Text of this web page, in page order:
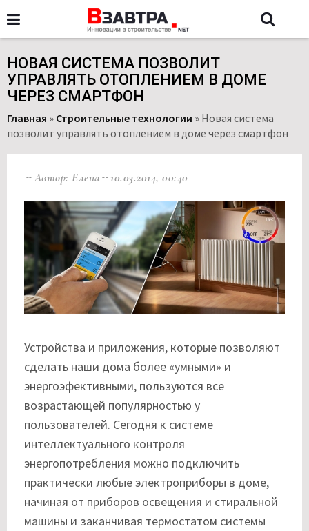
НОВАЯ СИСТЕМА ПОЗВОЛИТ
УПРАВЛЯТЬ ОТОПЛЕНИЕМ В ДОМЕ
ЧЕРЕЗ СМАРТФОН
Главная » Строительные технологии » Новая система
позволит управлять отоплением в доме через смартфон
Автор: Елена 10.03.2014, 00:40
Устройства и приложения, которые позволяют
сделать наши дома более «умными» и
энергоэфективными, пользуются все
возрастающей популярностью у
пользователей. Сегодня к системе
интеллектуального контроля
энергопотребления можно подключить
практически любые электроприборы в доме,
начиная от приборов освещения и стиральной
машины и заканчивая термостатом системы